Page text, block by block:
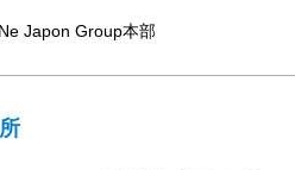
Japon Group本部